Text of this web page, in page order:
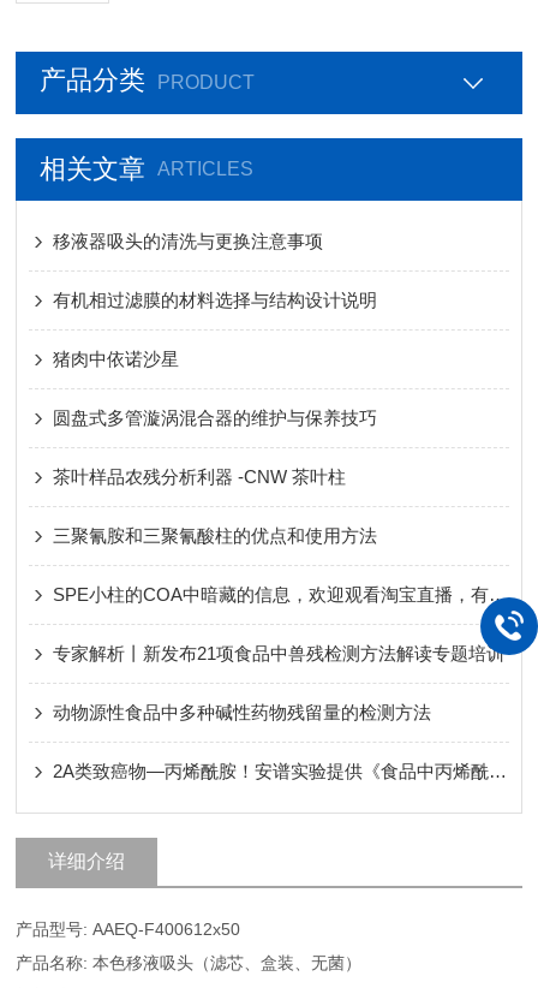
产品分类 PRODUCT
相关文章 ARTICLES
移液器吸头的清洗与更换注意事项
有机相过滤膜的材料选择与结构设计说明
猪肉中依诺沙星
圆盘式多管漩涡混合器的维护与保养技巧
茶叶样品农残分析利器 -CNW 茶叶柱
三聚氰胺和三聚氰酸柱的优点和使用方法
SPE小柱的COA中暗藏的信息，欢迎观看淘宝直播，有惊喜彩蛋哦~
专家解析丨新发布21项食品中兽残检测方法解读专题培训
动物源性食品中多种碱性药物残留量的检测方法
2A类致癌物—丙烯酰胺！安谱实验提供《食品中丙烯酰胺的测定》
详细介绍
产品型号: AAEQ-F400612x50
产品名称: 本色移液吸头（滤芯、盒装、无菌）